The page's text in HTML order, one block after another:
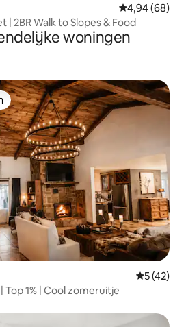
Gemiddelde
4,94 (68)
| 2BR Walk to Slopes & Food
woningen
5 (42)
1% | Cool zomeruitje